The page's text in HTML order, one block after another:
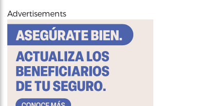
Advertisements